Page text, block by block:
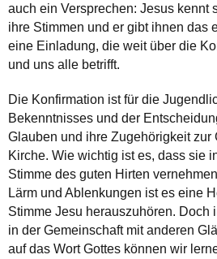
auch ein Versprechen: Jesus kennt
ihre Stimmen und er gibt ihnen das
eine Einladung, die weit über die
und uns alle betrifft.
Die Konfirmation ist für die
Bekenntnisses und der
Glauben und ihre Zugehörigkeit zur
Kirche. Wie wichtig ist es, dass sie
Stimme des guten Hirten
Lärm und Ablenkungen ist es eine
Stimme Jesu herauszuhören. Doch
in der Gemeinschaft mit anderen
auf das Wort Gottes können wir